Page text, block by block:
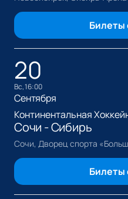
Билеты
20
вс, 16:00
Сентября
Континентальная
Сочи - Сибирь
Сочи, Дворец спорта
Билеты